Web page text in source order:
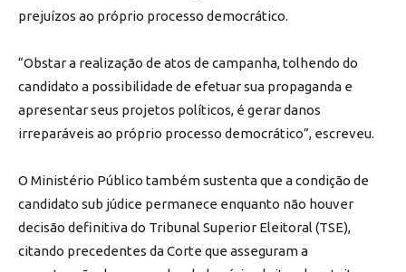
prejuízos ao próprio processo democrático.
“Obstar a realização de atos de campanha, tolhendo do
candidato a possibilidade de efetuar sua propaganda e
apresentar seus projetos políticos, é gerar danos
irreparáveis ao próprio processo democrático”, escreveu.
O Ministério Público também sustenta que a condição de
candidato sub júdice permanece enquanto não houver
decisão definitiva do Tribunal Superior Eleitoral (TSE),
citando precedentes da Corte que asseguram a